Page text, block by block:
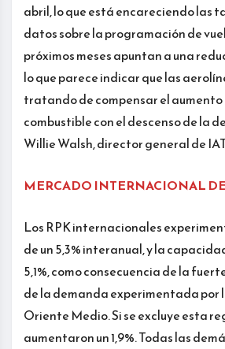
abril, lo que está encareciendo las
datos sobre la programación de
próximos meses apuntan a una
lo que parece indicar que las
tratando de compensar el aumento
combustible con el descenso de la
Willie Walsh, director general de
MERCADO INTERNACIONAL
Los RPK internacionales
de un 5,3% interanual, y la
5,1%, como consecuencia de la
de la demanda experimentada por
Oriente Medio. Si se excluye esta
aumentaron un 1,9%. Todas las